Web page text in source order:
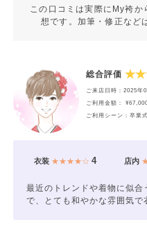
この口コミは実際にMy袴
想です。加筆・修正など
総合評価
ご来店日時：2025年
ご利用金額：
ご利用シーン：卒業
衣装★★★★☆ 4 店内
最近のトレンドや着物に似
で、とても和やかな雰囲気で